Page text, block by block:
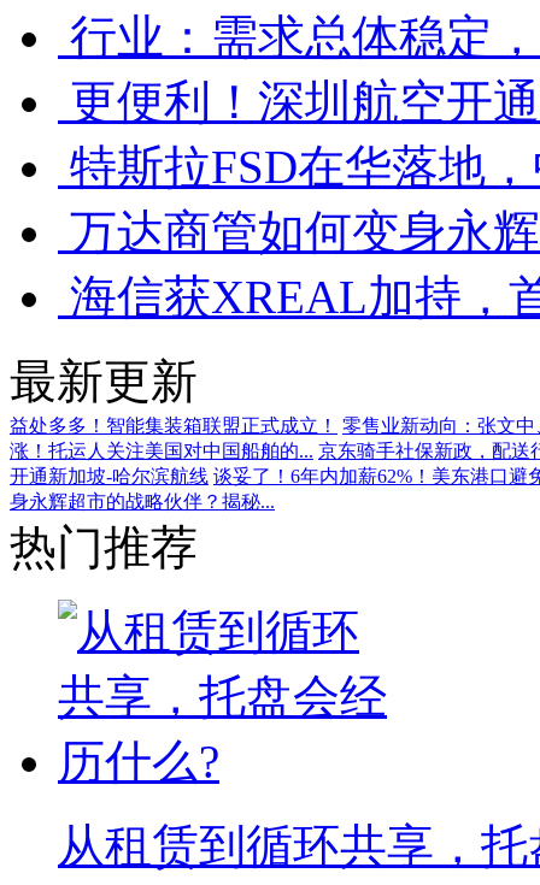
行业：需求总体稳定
更便利！深圳航空开
特斯拉FSD在华落地
万达商管如何变身永
海信获XREAL加持，
最新更新
益处多多！智能集装箱联盟正式成立！
零售业新动向：张文
涨！托运人关注美国对中国船舶的... 京东骑手社保新政，配送
开通新加坡-哈尔滨航线 谈妥了！6年内加薪62%！美东港口避
身永辉超市的战略伙伴？揭秘...
热门推荐
从租赁到循环共享，